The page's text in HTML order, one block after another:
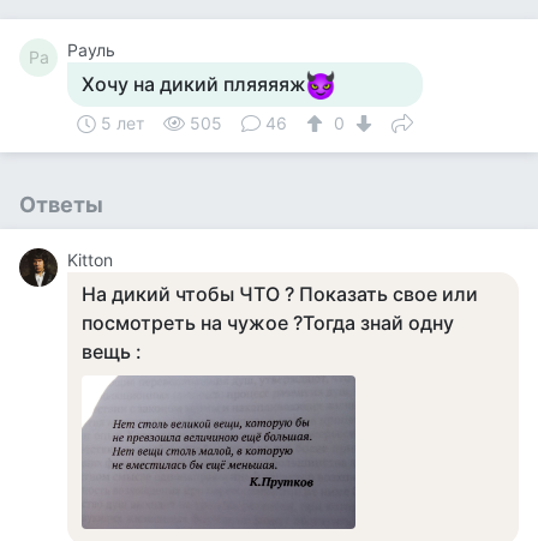
Ра Рауль
Хочу на дикий пляяяяж
5 лет 505 46 0
Ответы
Kitton
На дикий чтобы ЧТО ? Показать свое или
посмотреть на чужое ?Тогда знай одну
вещь :